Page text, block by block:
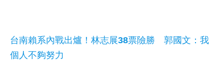
台南賴系內戰出爐！林志展38票險勝 郭國文：我
個人不夠努力